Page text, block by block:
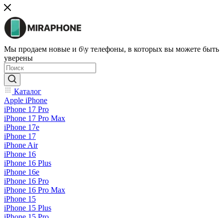
Мы продаем новые и б\у телефоны, в которых вы можете быть
уверены
Каталог
Apple iPhone
iPhone 17 Pro
iPhone 17 Pro Max
iPhone 17e
iPhone 17
iPhone Air
iPhone 16
iPhone 16 Plus
iPhone 16e
iPhone 16 Pro
iPhone 16 Pro Max
iPhone 15
iPhone 15 Plus